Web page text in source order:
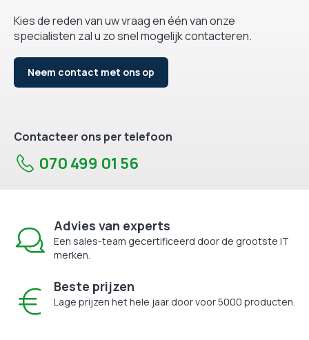
Kies de reden van uw vraag en één van onze
specialisten zal u zo snel mogelijk contacteren.
Neem contact met ons op
Contacteer ons per telefoon
070 499 01 56
Advies van experts
Een sales-team gecertificeerd door de grootste IT
merken.
Beste prijzen
Lage prijzen het hele jaar door voor 5000 producten.